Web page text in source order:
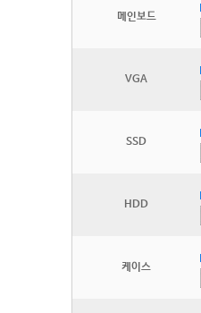
메인보드
VGA
SSD
HDD
케이스